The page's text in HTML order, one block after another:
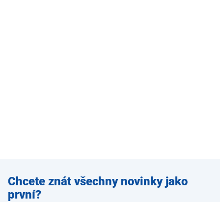
Zadejte
e-mail
Chcete znát všechny novinky jako
první?